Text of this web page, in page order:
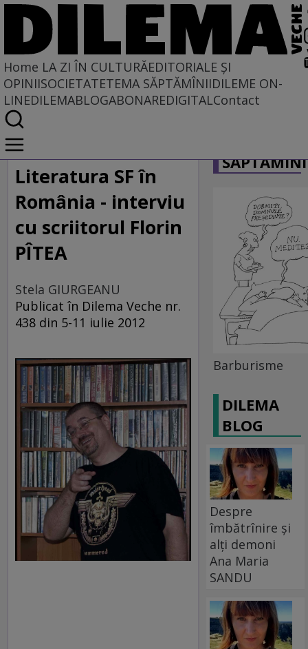
Home LA ZI ÎN CULTURĂEDITORIALE ȘI
OPINIISOCIETATETEMA SĂPTĂMÎNIIDILEME ON-
LINEDILEMABLOGABONAREDIGITALContact
Home
La zi în cultură
Carte
Literatura SF în
România - interviu
cu scriitorul Florin
PÎTEA
Stela GIURGEANU
Publicat în Dilema Veche nr.
438 din 5-11 iulie 2012
Barburisme
DILEMA
BLOG
Despre
îmbătrînire și
alți demoni
Ana Maria
SANDU